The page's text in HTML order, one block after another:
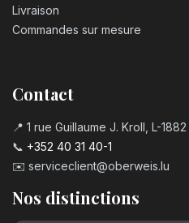
Livraison
Commandes sur mesure
Contact
📍 1 rue Guillaume J. Kroll, L-
📞 +352 40 31 40-1
✉️ serviceclient@oberweis.lu
Nos distinctions